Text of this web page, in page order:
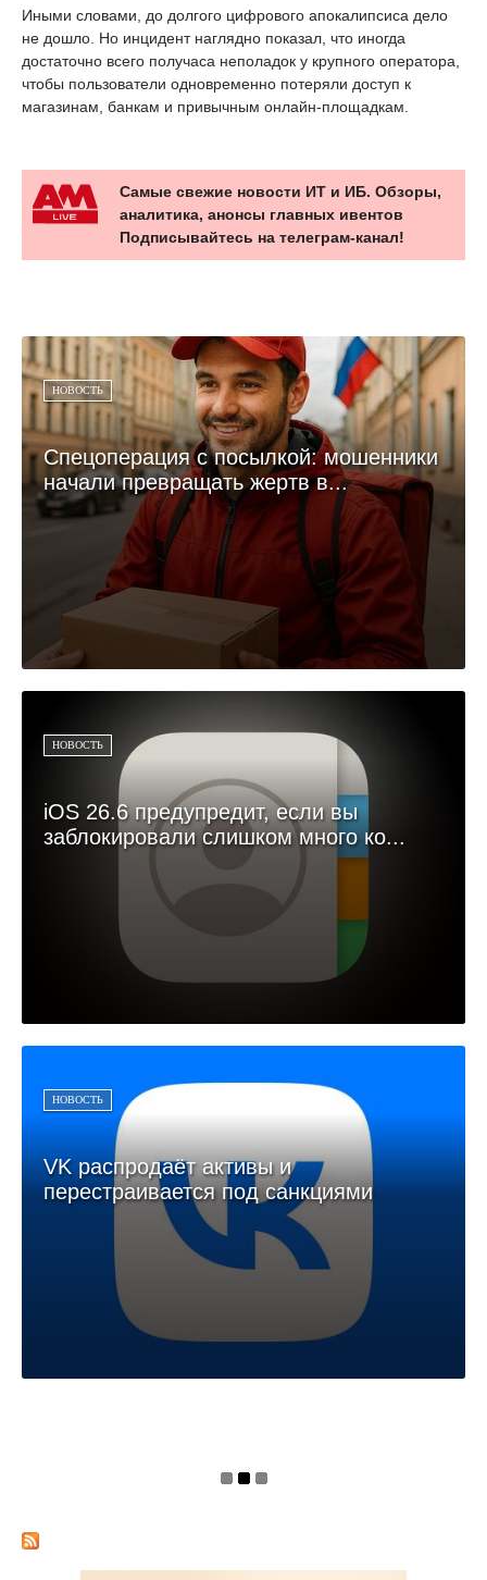
Иными словами, до долгого цифрового апокалипсиса дело
не дошло. Но инцидент наглядно показал, что иногда
достаточно всего получаса неполадок у крупного оператора,
чтобы пользователи одновременно потеряли доступ к
магазинам, банкам и привычным онлайн-площадкам.
Самые свежие новости ИТ и ИБ. Обзоры,
аналитика, анонсы главных ивентов
Подписывайтесь на телеграм-канал!
НОВОСТЬ
Спецоперация с посылкой: мошенники
начали превращать жертв в...
НОВОСТЬ
iOS 26.6 предупредит, если вы
заблокировали слишком много ко...
НОВОСТЬ
VK распродаёт активы и
перестраивается под санкциями